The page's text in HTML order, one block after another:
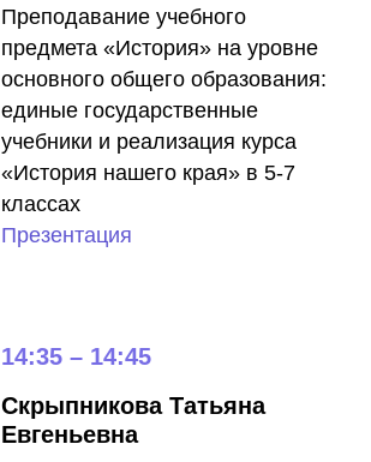
Преподавание учебного
предмета «История» на уровне
основного общего образования:
единые государственные
учебники и реализация курса
«История нашего края» в 5-7
классах
Презентация
14:35 – 14:45
Скрыпникова Татьяна
Евгеньевна